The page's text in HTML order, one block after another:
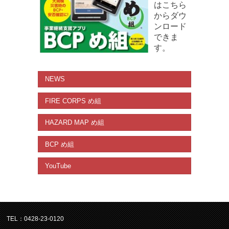
はこちら
からダウ
ンロード
できま
す。
NEWS
FIRE CORPS め組
HAZARD MAP め組
BCP め組
YouTube
TEL：0428-23-0120